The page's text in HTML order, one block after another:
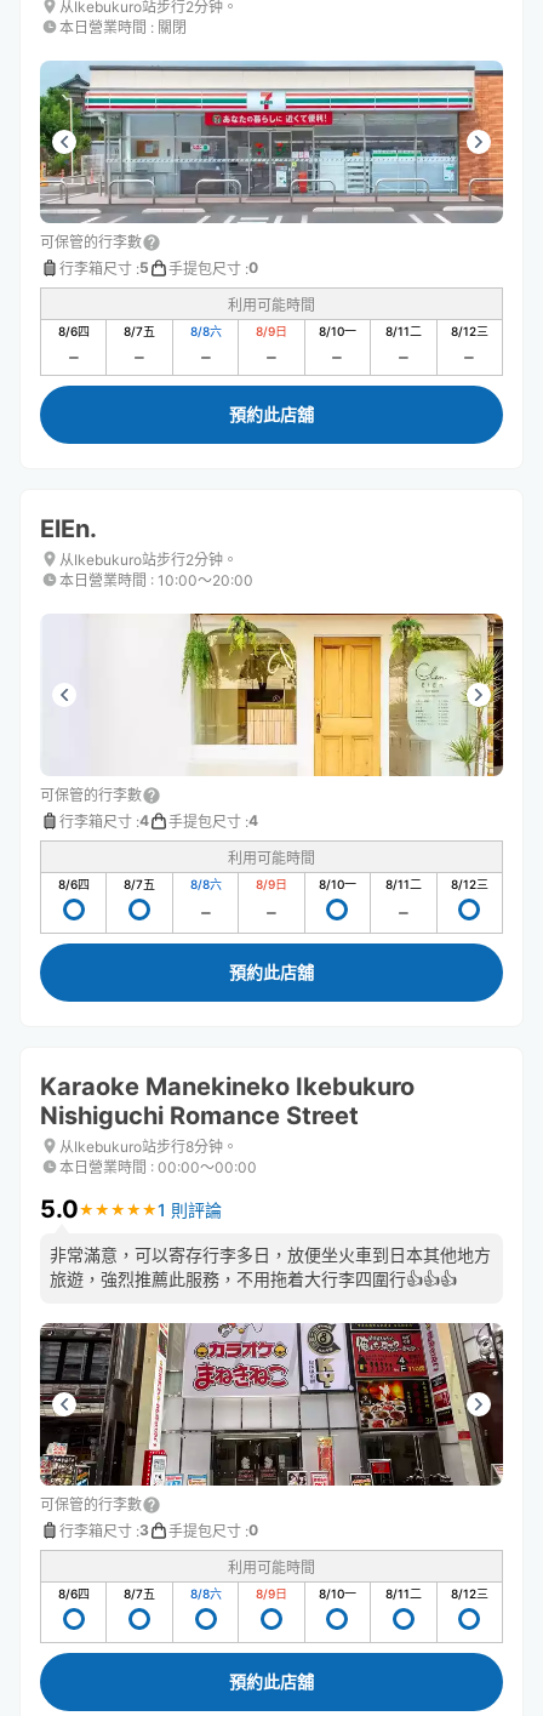
从Ikebukuro站步行2分钟。
本日營業時間 : 關閉
可保管的行李數
行李箱尺寸 :5 手提包尺寸 :0
利用可能時間
8/6四 8/7五 8/8六 8/9日 8/10一 8/11二 8/12三
預約此店舖
ElEn.
从Ikebukuro站步行2分钟。
本日營業時間 : 10:00〜20:00
可保管的行李數
行李箱尺寸 :4 手提包尺寸 :4
利用可能時間
8/6四 8/7五 8/8六 8/9日 8/10一 8/11二 8/12三
預約此店舖
Karaoke Manekineko Ikebukuro
Nishiguchi Romance Street
从Ikebukuro站步行8分钟。
本日營業時間 : 00:00〜00:00
5.0★ ★ ★ ★ ★
★ ★ ★ ★ ★1 則評論
非常滿意，可以寄存行李多日，放便坐火車到日本其他地方
旅遊，強烈推薦此服務，不用拖着大行李四圍行👍👍👍
可保管的行李數
行李箱尺寸 :3 手提包尺寸 :0
利用可能時間
8/6四 8/7五 8/8六 8/9日 8/10一 8/11二 8/12三
預約此店舖